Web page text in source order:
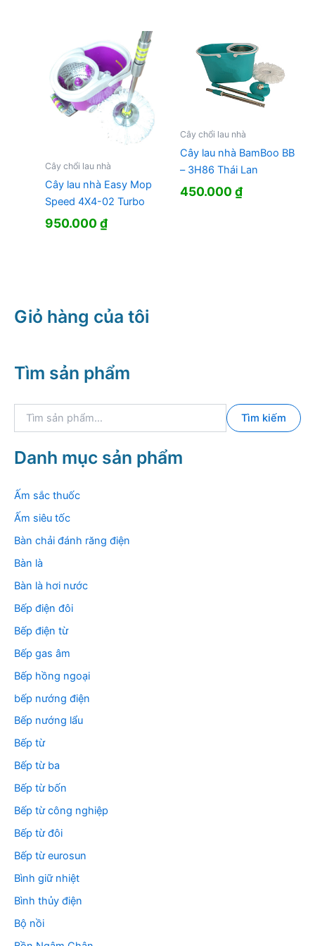
Cây chổi lau nhà
Cây lau nhà Easy Mop
Speed 4X4-02 Turbo
950.000₫
Cây chổi lau nhà
Cây lau nhà BamBoo BB
– 3H86 Thái Lan
450.000₫
Giỏ hàng của tôi
Tìm sản phẩm
k
i
m
Tìm kiếm
Danh mục sản phẩm
Ấm sắc thuốc
Ấm siêu tốc
Bàn chải đánh răng điện
Bàn là
Bàn là hơi nước
Bếp điện đôi
Bếp điện từ
Bếp gas âm
Bếp hồng ngoại
bếp nướng điện
Bếp nướng lẩu
Bếp từ
Bếp từ ba
Bếp từ bốn
Bếp từ công nghiệp
Bếp từ đôi
Bếp từ eurosun
Bình giữ nhiệt
Bình thủy điện
Bộ nồi